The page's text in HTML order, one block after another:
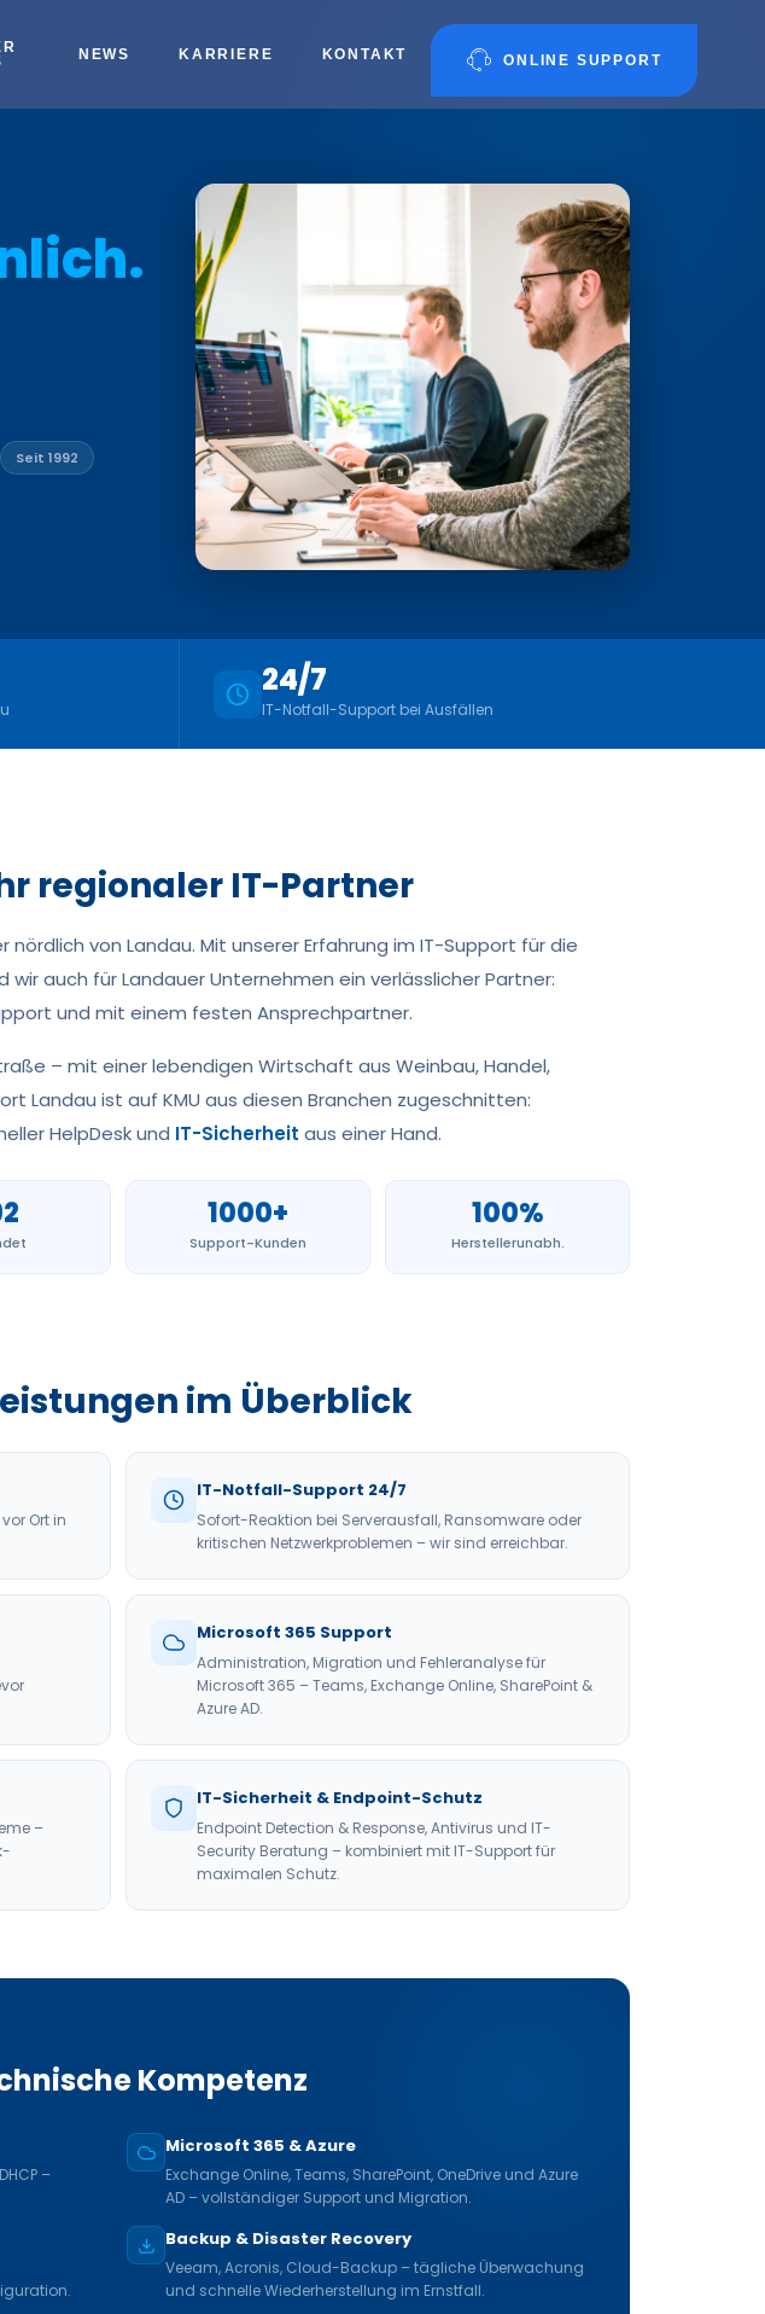
NEWS KARRIERE KONTAKT ONLINE SUPPORT
Seit 1992
24/7
IT-Notfall-Support bei Ausfällen
regionaler IT-Partner
nördlich von Landau. Mit unserer Erfahrung im IT-Support für die
auch für Landauer Unternehmen ein verlässlicher Partner:
und mit einem festen Ansprechpartner.
– mit einer lebendigen Wirtschaft aus Weinbau, Handel,
Landau ist auf KMU aus diesen Branchen zugeschnitten:
HelpDesk und IT-Sicherheit aus einer Hand.
1000+
Support-Kunden
100%
Herstellerunabh.
im Überblick
Ort in
IT-Notfall-Support 24/7
Sofort-Reaktion bei Serverausfall, Ransomware oder
kritischen Netzwerkproblemen – wir sind erreichbar.
Microsoft 365 Support
Administration, Migration und Fehleranalyse für
Microsoft 365 – Teams, Exchange Online, SharePoint &
Azure AD.
–
IT-Sicherheit & Endpoint-Schutz
Endpoint Detection & Response, Antivirus und IT-
Security Beratung – kombiniert mit IT-Support für
maximalen Schutz.
Kompetenz
–
Microsoft 365 & Azure
Exchange Online, Teams, SharePoint, OneDrive und Azure
AD – vollständiger Support und Migration.
Backup & Disaster Recovery
Veeam, Acronis, Cloud-Backup – tägliche Überwachung
und schnelle Wiederherstellung im Ernstfall.